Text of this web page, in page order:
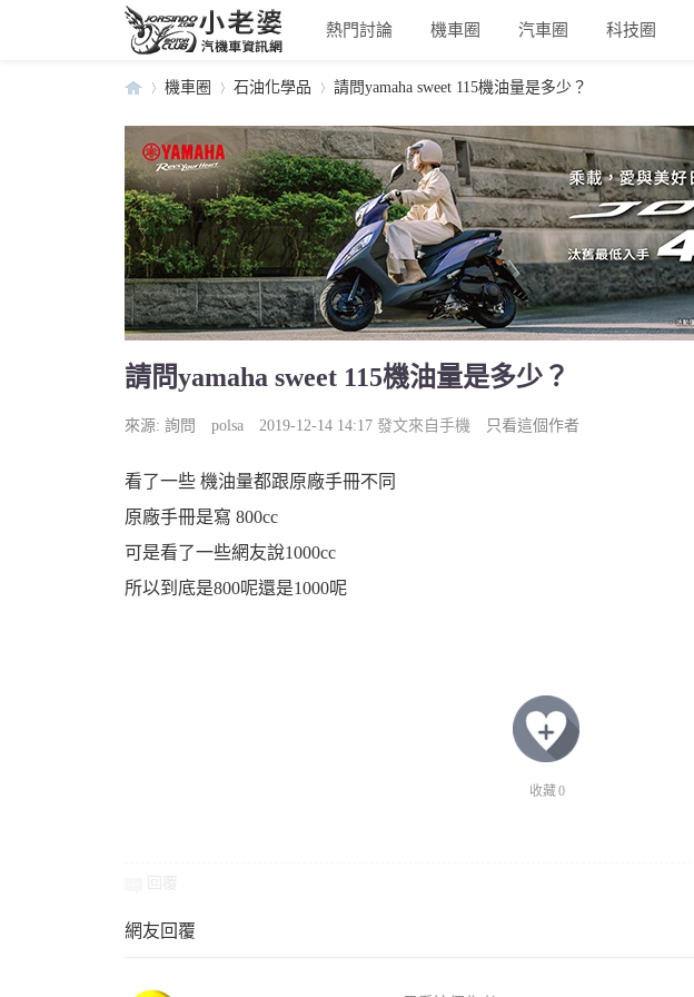
熱門討論 機車圈 汽車圈 科技圈
小›
機車圈
›
石油化學品
›
請問yamaha sweet 115機油量是多少？
請問yamaha sweet 115機油量是多少？
來源: 詢問 polsa 2019-12-14 14:17 發文來自手機 只看這個作者
看了一些 機油量都跟原廠手冊不同
原廠手冊是寫 800cc
可是看了一些網友說1000cc
所以到底是800呢還是1000呢
收藏0
網友回覆